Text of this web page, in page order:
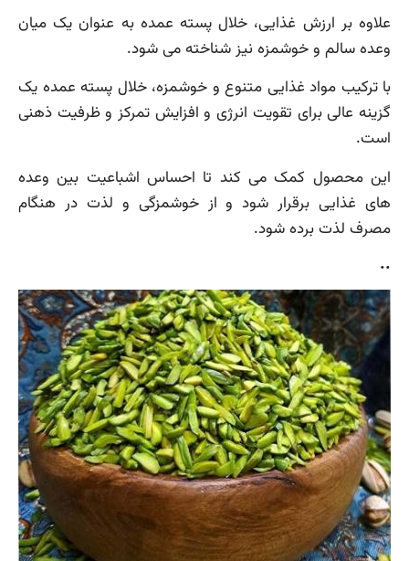
علاوه بر ارزش غذایی، خلال پسته عمده به عنوان یک میان
وعده سالم و خوشمزه نیز شناخته می شود.
با ترکیب مواد غذایی متنوع و خوشمزه، خلال پسته عمده یک
گزینه عالی برای تقویت انرژی و افزایش تمرکز و ظرفیت ذهنی
است.
این محصول کمک می کند تا احساس اشباعیت بین وعده
های غذایی برقرار شود و از خوشمزگی و لذت در هنگام
مصرف لذت برده شود.
..